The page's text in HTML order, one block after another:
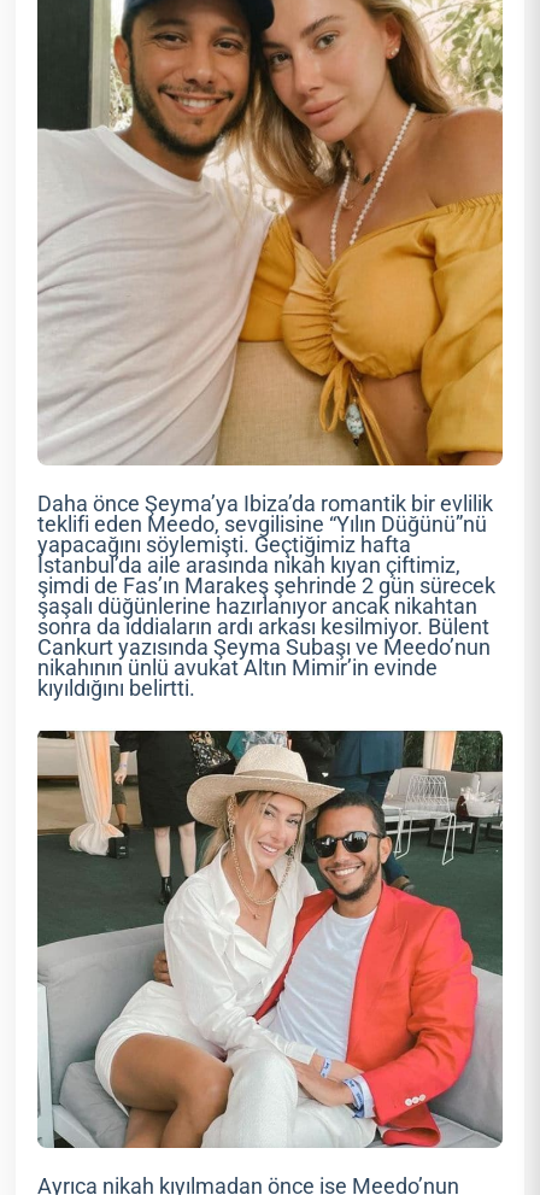
Daha önce Şeyma’ya Ibiza’da romantik bir evlilik
teklifi eden Meedo, sevgilisine “Yılın Düğünü”nü
yapacağını söylemişti. Geçtiğimiz hafta
İstanbul’da aile arasında nikah kıyan çiftimiz,
şimdi de Fas’ın Marakeş şehrinde 2 gün sürecek
şaşalı düğünlerine hazırlanıyor ancak nikahtan
sonra da iddiaların ardı arkası kesilmiyor. Bülent
Cankurt yazısında Şeyma Subaşı ve Meedo’nun
nikahının ünlü avukat Altın Mimir’in evinde
kıyıldığını belirtti.
Ayrıca nikah kıyılmadan önce ise Meedo’nun